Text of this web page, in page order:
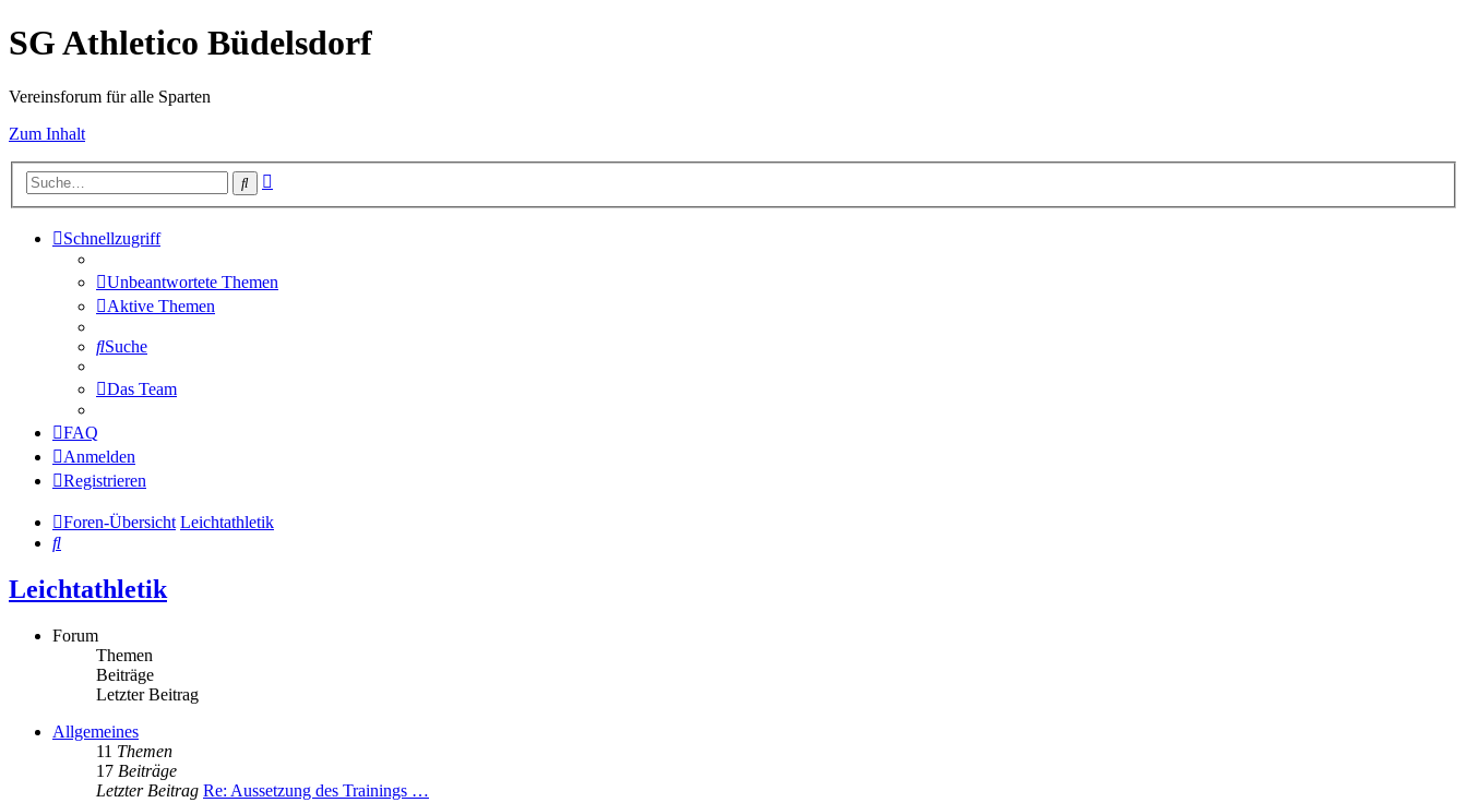
SG Athletico Büdelsdorf
Vereinsforum für alle Sparten
Zum Inhalt
Suche
Schnellzugriff
Unbeantwortete Themen
Aktive Themen
Suche
Das Team
FAQ
Anmelden
Registrieren
Foren-Übersicht Leichtathletik
Suche
Leichtathletik
Forum
Themen
Beiträge
Letzter Beitrag
Allgemeines
11 Themen
17 Beiträge
Letzter Beitrag Re: Aussetzung des Trainings …